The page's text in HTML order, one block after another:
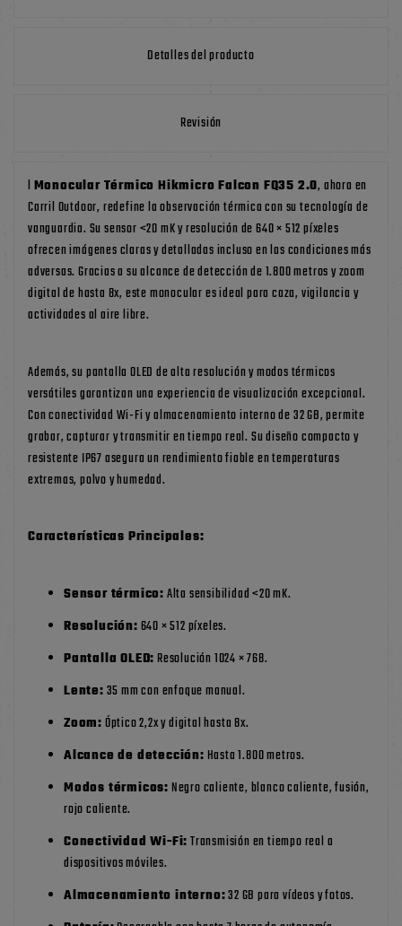
Detalles del producto
Revisión
l Monocular Térmico Hikmicro Falcon FQ35 2.0, ahora en
Carril Outdoor, redefine la observación térmica con su tecnología de
vanguardia. Su sensor <20 mK y resolución de 640 × 512 píxeles
ofrecen imágenes claras y detalladas incluso en las condiciones más
adversas. Gracias a su alcance de detección de 1.800 metros y zoom
digital de hasta 8x, este monocular es ideal para caza, vigilancia y
actividades al aire libre.
Además, su pantalla OLED de alta resolución y modos térmicos
versátiles garantizan una experiencia de visualización excepcional.
Con conectividad Wi-Fi y almacenamiento interno de 32 GB, permite
grabar, capturar y transmitir en tiempo real. Su diseño compacto y
resistente IP67 asegura un rendimiento fiable en temperaturas
extremas, polvo y humedad.
Características Principales:
Sensor térmico:Alta sensibilidad <20 mK.
Resolución:640 × 512 píxeles.
Pantalla OLED: Resolución 1024 × 768.
Lente:35 mm con enfoque manual.
Zoom:Óptico 2,2x y digital hasta 8x.
Alcance de detección: Hasta 1.800 metros.
Modos térmicos: Negro caliente, blanco caliente, fusión,
rojo caliente.
Conectividad Wi-Fi:Transmisión en tiempo real a
dispositivos móviles.
Almacenamiento interno:32 GB para vídeos y fotos.